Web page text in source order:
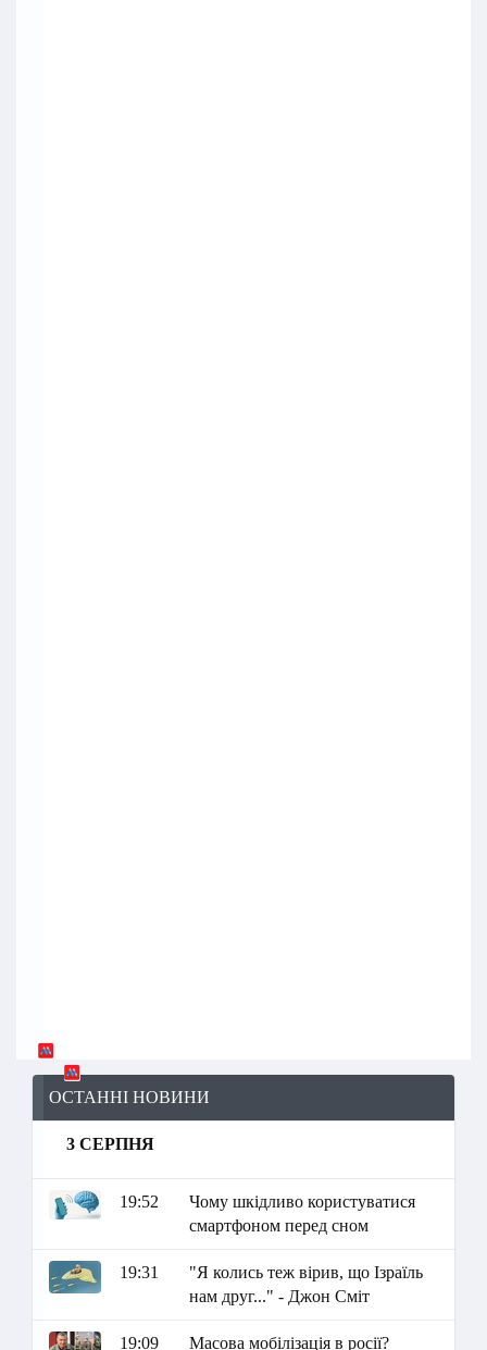
ОСТАННІ НОВИНИ
3 СЕРПНЯ
19:52
Чому шкідливо користуватися
смартфоном перед сном
19:31
"Я колись теж вірив, що Ізраїль
нам друг..." - Джон Сміт
19:09
Масова мобілізація в росії?